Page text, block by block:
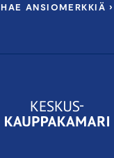
HAE ANSIOMERKKIÄ ›